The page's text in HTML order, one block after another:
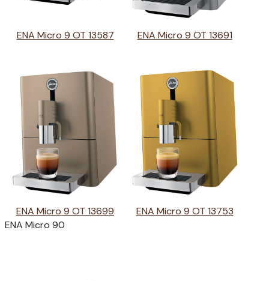
ENA Micro 9 OT 13587 ENA Micro 9 OT 13691
ENA Micro 9 OT 13699
ENA Micro 9 OT 13753
ENA Micro 90